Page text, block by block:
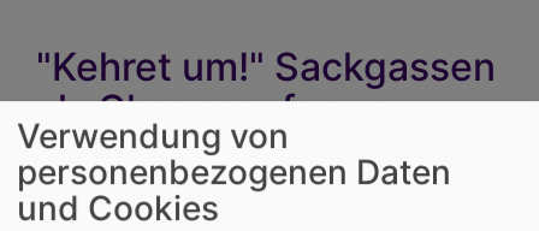
"Kehret um!" Sackgassen
als Chancen. forum
Christen-Muslime am
15.04.2024
Verwendung von
personenbezogenen Daten
und Cookies